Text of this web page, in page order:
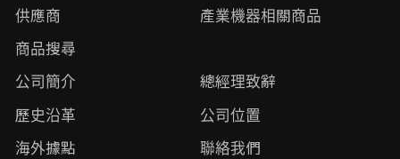
供應商 產業機器相關商品
商品搜尋
公司簡介 總經理致辭
歷史沿革 公司位置
海外據點 聯絡我們